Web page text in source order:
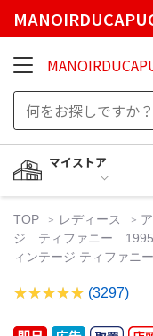
マイストア
TOP レディース
ジ ティファニー 1995
ィンテージ ティファニ
(3297)